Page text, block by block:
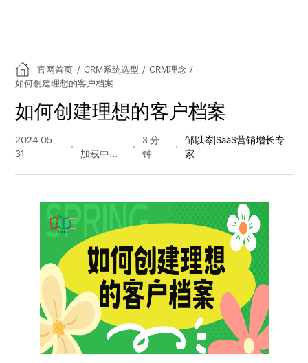
官网首页 / CRM系统选型 / CRM理念 /
如何创建理想的客户档案
如何创建理想的客户档案
2024-05-
31
量
3 分
钟
邹以岑|SaaS营销增长专
家